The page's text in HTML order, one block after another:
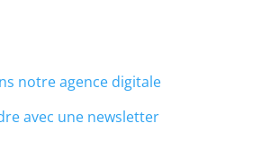
notre agence digitale
avec une newsletter